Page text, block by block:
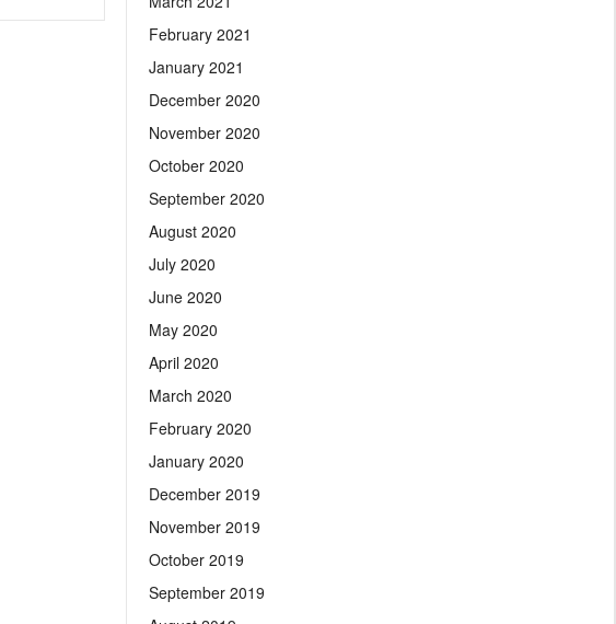
February 2021
January 2021
December 2020
November 2020
October 2020
September 2020
August 2020
July 2020
June 2020
May 2020
April 2020
March 2020
February 2020
January 2020
December 2019
November 2019
October 2019
September 2019